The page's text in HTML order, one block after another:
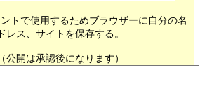
トで使用するためブラウザーに自分の名
レス、サイトを保存する。